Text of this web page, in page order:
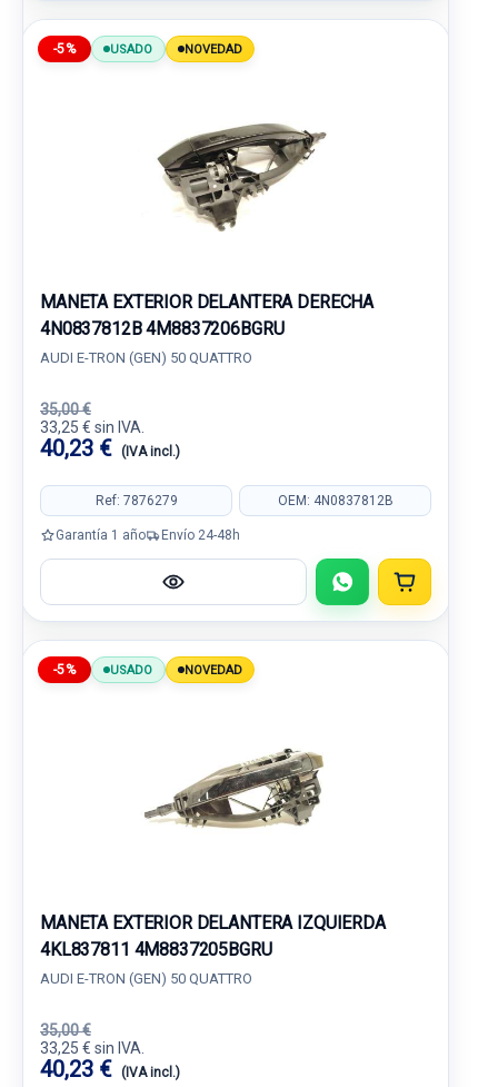
-5% USADO NOVEDAD
MANETA EXTERIOR DELANTERA DERECHA
4N0837812B 4M8837206BGRU
AUDI E-TRON (GEN) 50 QUATTRO
35,00 €
33,25 € sin IVA.
40,23 € (IVA incl.)
Ref: 7876279 OEM: 4N0837812B
Garantía 1 año Envío 24-48h
-5% USADO NOVEDAD
MANETA EXTERIOR DELANTERA IZQUIERDA
4KL837811 4M8837205BGRU
AUDI E-TRON (GEN) 50 QUATTRO
35,00 €
33,25 € sin IVA.
40,23 € (IVA incl.)